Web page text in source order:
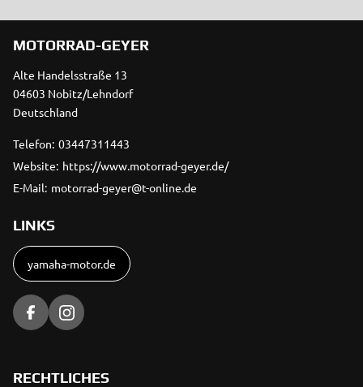
MOTORRAD-GEYER
Alte Handelsstraße 13
04603 Nobitz/Lehndorf
Deutschland
Telefon: 03447311443
Website: https://www.motorrad-geyer.de/
E-Mail: motorrad-geyer@t-online.de
LINKS
yamaha-motor.de
RECHTLICHES